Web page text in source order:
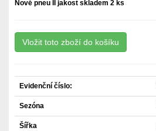
Nové pneu II jakost skladem 2 ks
Evidenční číslo:
Sezóna
Šířka